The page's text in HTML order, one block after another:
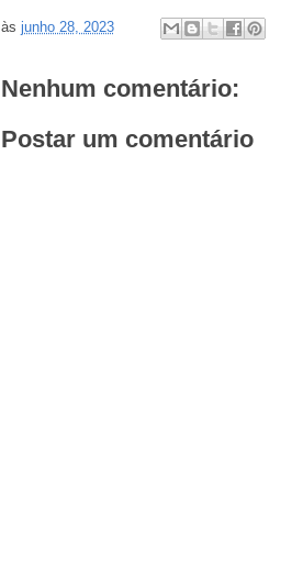
às junho 28, 2023
Nenhum comentário:
Postar um comentário